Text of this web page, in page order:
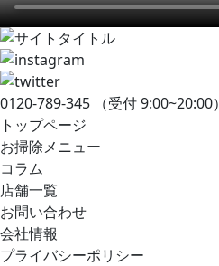
0120-789-345
（受付 9:00~20:00）
トップページ
お掃除メニュー
コラム
店舗一覧
お問い合わせ
会社情報
プライバシーポリシー